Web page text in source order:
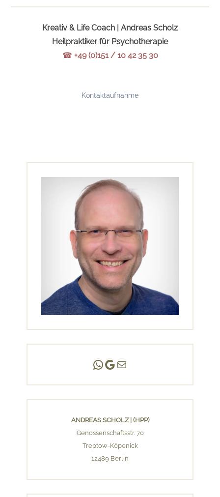
Kreativ & Life Coach | Andreas Scholz
Heilpraktiker für Psychotherapie
☎ +49 (0)151 / 10 42 35 30
Kontaktaufnahme
Andreas Scholz | (HPP)
Praxis Adlershof
E-Mail an mich ...
ANDREAS SCHOLZ | (HPP)
Genossenschaftsstr. 70
Treptow-Köpenick
12489 Berlin